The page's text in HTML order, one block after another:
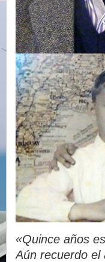
«Quince años
Aún recuerdo el